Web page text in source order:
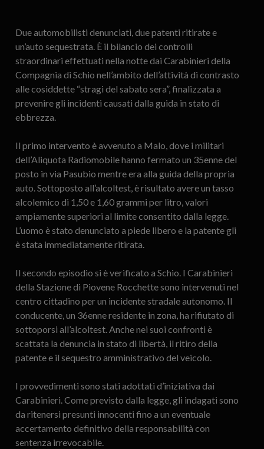
Due automobilisti denunciati, due patenti ritirate e
un’auto sequestrata. È il bilancio dei controlli
straordinari effettuati nella notte dai Carabinieri della
Compagnia di Schio nell’ambito dell’attività di contrasto
alle cosiddette “stragi del sabato sera”, finalizzata a
prevenire gli incidenti causati dalla guida in stato di
ebbrezza.
Il primo intervento è avvenuto a Malo, dove i militari
dell’Aliquota Radiomobile hanno fermato un 35enne del
posto in via Pasubio mentre era alla guida della propria
auto. Sottoposto all’alcoltest, è risultato avere un tasso
alcolemico di 1,50 e 1,60 grammi per litro, valori
ampiamente superiori al limite consentito dalla legge.
L’uomo è stato denunciato a piede libero e la patente gli
è stata immediatamente ritirata.
Il secondo episodio si è verificato a Schio. I Carabinieri
della Stazione di Piovene Rocchette sono intervenuti nel
centro cittadino per un incidente stradale autonomo. Il
conducente, un 36enne residente in zona, ha rifiutato di
sottoporsi all’alcoltest. Anche nei suoi confronti è
scattata la denuncia in stato di libertà, il ritiro della
patente e il sequestro amministrativo del veicolo.
I provvedimenti sono stati adottati d’iniziativa dai
Carabinieri. Come previsto dalla legge, gli indagati sono
da ritenersi presunti innocenti fino a un eventuale
accertamento definitivo della responsabilità con
sentenza irrevocabile.